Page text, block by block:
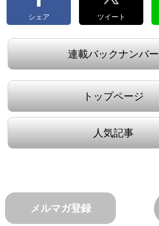
シェア ツイート
連載バックナンバー
トップページ
人気記事
メルマガ登録